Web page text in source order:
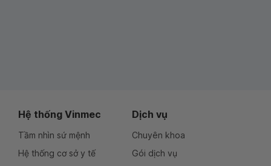
Hệ thống Vinmec
Tầm nhìn sứ mệnh
Hệ thống cơ sở y tế
Dịch vụ
Chuyên khoa
Gói dịch vụ